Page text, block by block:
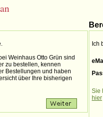
Weinhaus Otto Grün sind
zu bestellen, kennen
Bestellungen und haben
über Ihre bisherigen
Ich
Sie
hier